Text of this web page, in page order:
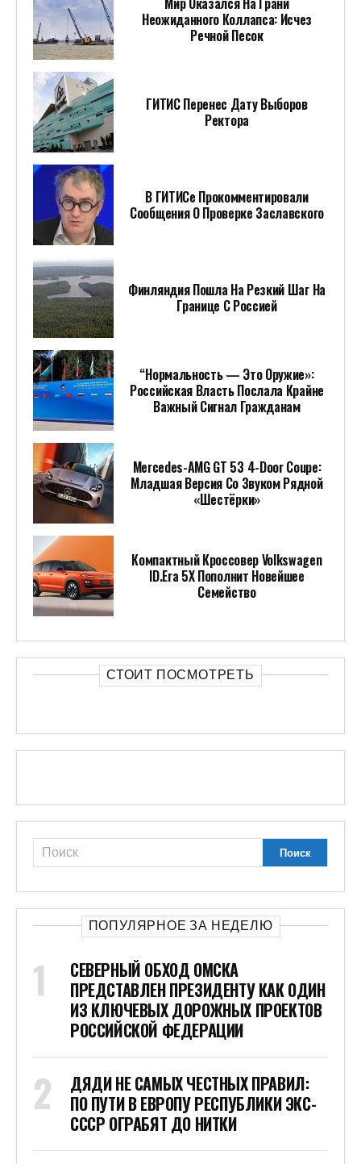
Неожиданного Коллапса: Исчез
Речной Песок
ГИТИС Перенес Дату Выборов
Ректора
В ГИТИСе Прокомментировали
Сообщения О Проверке Заславского
Финляндия Пошла На Резкий Шаг На
Границе С Россией
“Нормальность — Это Оружие»:
Российская Власть Послала Крайне
Важный Сигнал Гражданам
Mercedes-AMG GT 53 4-Door Coupe:
Младшая Версия Со Звуком Рядной
«шестёрки»
Компактный Кроссовер Volkswagen
ID.Era 5X Пополнит Новейшее
Семейство
СТОИТ ПОСМОТРЕТЬ
ПОПУЛЯРНОЕ ЗА НЕДЕЛЮ
СЕВЕРНЫЙ ОБХОД ОМСКА
ПРЕДСТАВЛЕН ПРЕЗИДЕНТУ КАК ОДИН
ИЗ КЛЮЧЕВЫХ ДОРОЖНЫХ ПРОЕКТОВ
РОССИЙСКОЙ ФЕДЕРАЦИИ
ДЯДИ НЕ САМЫХ ЧЕСТНЫХ ПРАВИЛ:
ПО ПУТИ В ЕВРОПУ РЕСПУБЛИКИ ЭКС-
СССР ОГРАБЯТ ДО НИТКИ